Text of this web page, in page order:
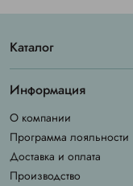
Каталог
Информация
О компании
Программа лояльности
Доставка и оплата
Производство